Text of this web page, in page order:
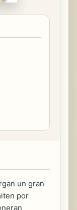
un gran
por